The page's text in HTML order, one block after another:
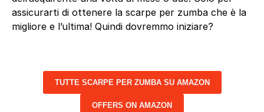
assicurarti di ottenere la scarpe per zumba che è la
migliore e l’ultima! Quindi dovremmo iniziare?
TUTTE SCARPE PER ZUMBA SU AMAZON
OFFERS ON AMAZON